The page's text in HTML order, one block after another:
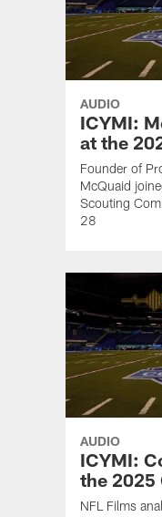
AUDIO
ICYMI:
at the
Founder of
McQuaid
Scouting
28
AUDIO
ICYMI:
the 2025
NFL Films